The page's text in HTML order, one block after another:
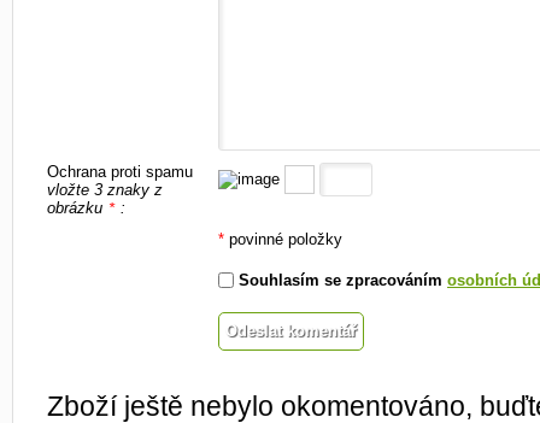
Ochrana proti spamu
vložte 3 znaky z
obrázku * :
* povinné položky
Souhlasím se zpracováním osobních
Zboží ještě nebylo okomentováno,